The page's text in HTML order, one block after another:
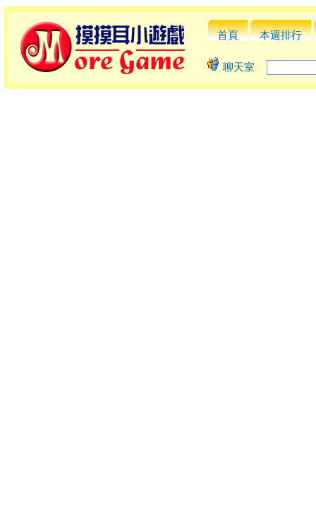
首頁 本週排行
聊天室